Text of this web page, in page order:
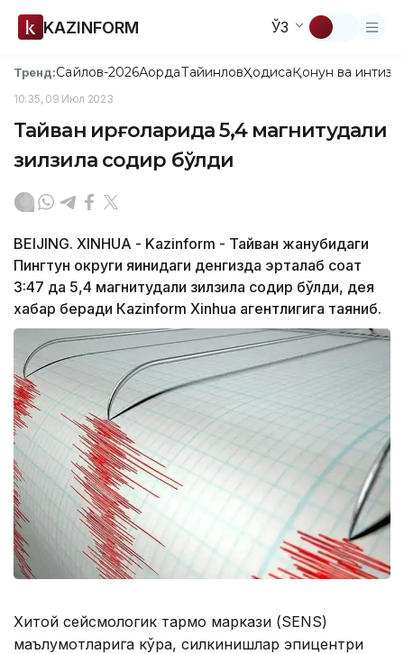
KAZINFORM ЎЗ
Тренд:Сайлов-2026АқордаТайинловҲодисаҚонун ва
10:35, 09 Июл 2023
Тайван қирғоқларида 5,4 магнитудали
зилзила содир бўлди
BEIJING. ХINHUА - Kazinform - Тайван жанубидаги
Пингтун округи яқинидаги денгизда эрталаб соат
3:47 да 5,4 магнитудали зилзила содир бўлди, дея
хабар беради Кazinform Xinhua агентлигига таяниб.
Хитой сейсмологик тармоқ маркази (SENS)
маълумотларига кўра, силкинишлар эпицентри